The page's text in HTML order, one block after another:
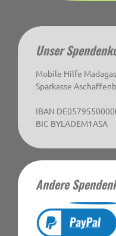
Unser
Mobile Hilfe
Sparkasse
IBAN
BIC BYLADEM1ASA
Andere